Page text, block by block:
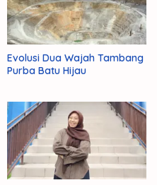
Evolusi Dua Wajah Tambang
Purba Batu Hijau